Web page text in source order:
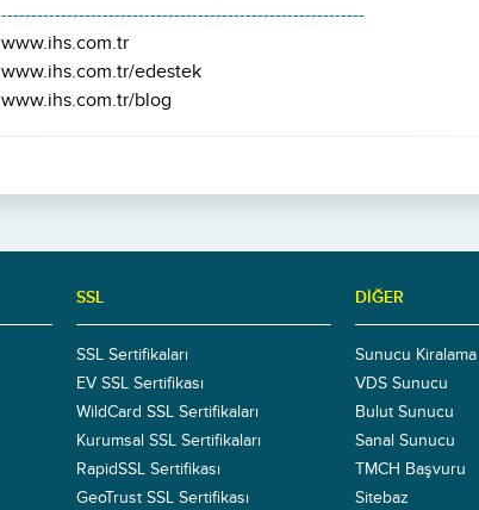
-------------------------------------------------------------
www.ihs.com.tr
www.ihs.com.tr/edestek
www.ihs.com.tr/blog
SSL
SSL Sertifikaları
EV SSL Sertifikası
WildCard SSL Sertifikaları
Kurumsal SSL Sertifikaları
RapidSSL Sertifikası
GeoTrust SSL Sertifikası
DIĞER
Sunucu Kiralama
VDS Sunucu
Bulut Sunucu
Sanal Sunucu
TMCH Başvuru
Sitebaz